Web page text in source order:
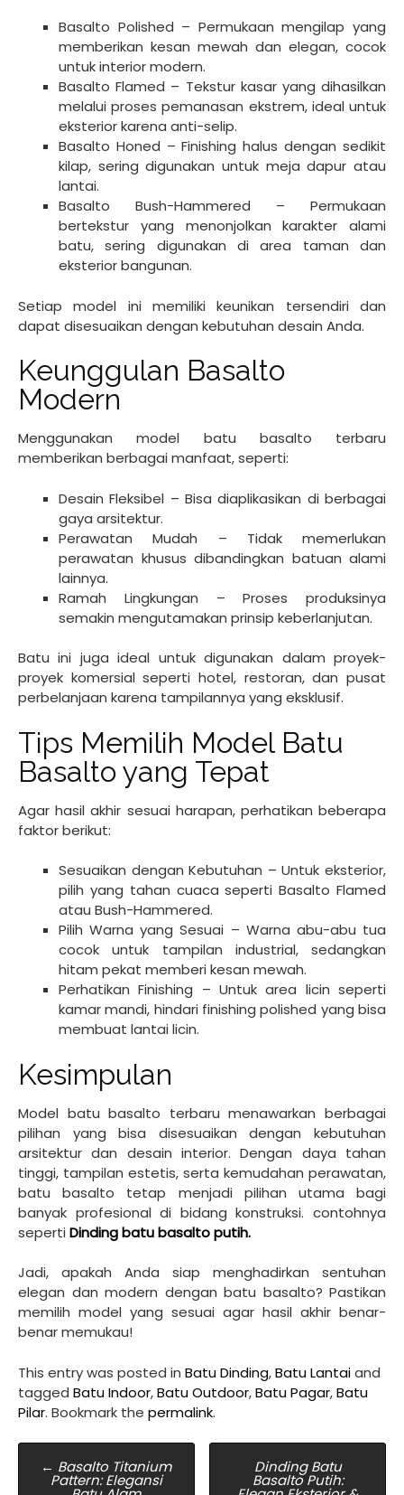
Basalto Polished – Permukaan mengilap yang
memberikan kesan mewah dan elegan, cocok
untuk interior modern.
Basalto Flamed – Tekstur kasar yang dihasilkan
melalui proses pemanasan ekstrem, ideal untuk
eksterior karena anti-selip.
Basalto Honed – Finishing halus dengan sedikit
kilap, sering digunakan untuk meja dapur atau
lantai.
Basalto Bush-Hammered – Permukaan
bertekstur yang menonjolkan karakter alami
batu, sering digunakan di area taman dan
eksterior bangunan.
Setiap model ini memiliki keunikan tersendiri dan
dapat disesuaikan dengan kebutuhan desain Anda.
Keunggulan Basalto
Modern
Menggunakan model batu basalto terbaru
memberikan berbagai manfaat, seperti:
Desain Fleksibel – Bisa diaplikasikan di berbagai
gaya arsitektur.
Perawatan Mudah – Tidak memerlukan
perawatan khusus dibandingkan batuan alami
lainnya.
Ramah Lingkungan – Proses produksinya
semakin mengutamakan prinsip keberlanjutan.
Batu ini juga ideal untuk digunakan dalam proyek-
proyek komersial seperti hotel, restoran, dan pusat
perbelanjaan karena tampilannya yang eksklusif.
Tips Memilih Model Batu
Basalto yang Tepat
Agar hasil akhir sesuai harapan, perhatikan beberapa
faktor berikut:
Sesuaikan dengan Kebutuhan – Untuk eksterior,
pilih yang tahan cuaca seperti Basalto Flamed
atau Bush-Hammered.
Pilih Warna yang Sesuai – Warna abu-abu tua
cocok untuk tampilan industrial, sedangkan
hitam pekat memberi kesan mewah.
Perhatikan Finishing – Untuk area licin seperti
kamar mandi, hindari finishing polished yang bisa
membuat lantai licin.
Kesimpulan
Model batu basalto terbaru menawarkan berbagai
pilihan yang bisa disesuaikan dengan kebutuhan
arsitektur dan desain interior. Dengan daya tahan
tinggi, tampilan estetis, serta kemudahan perawatan,
batu basalto tetap menjadi pilihan utama bagi
banyak profesional di bidang konstruksi. contohnya
seperti Dinding batu basalto putih.
Jadi, apakah Anda siap menghadirkan sentuhan
elegan dan modern dengan batu basalto? Pastikan
memilih model yang sesuai agar hasil akhir benar-
benar memukau!
This entry was posted in Batu Dinding,Batu Lantaiand
tagged Batu Indoor,Batu Outdoor,Batu Pagar,Batu
Pilar. Bookmark the permalink.
Post
← Basalto Titanium
Pattern: Elegansi
Dinding Batu
Basalto Putih: